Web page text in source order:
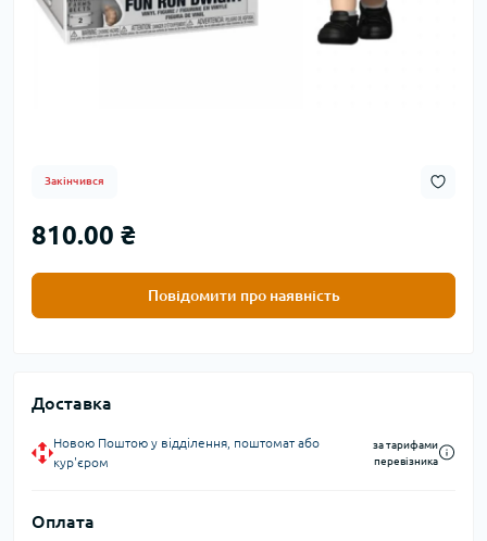
Закінчився
810.00 ₴
Повідомити про наявність
Доставка
Новою Поштою у відділення, поштомат або
кур'єром
за тарифами
перевізника
Оплата